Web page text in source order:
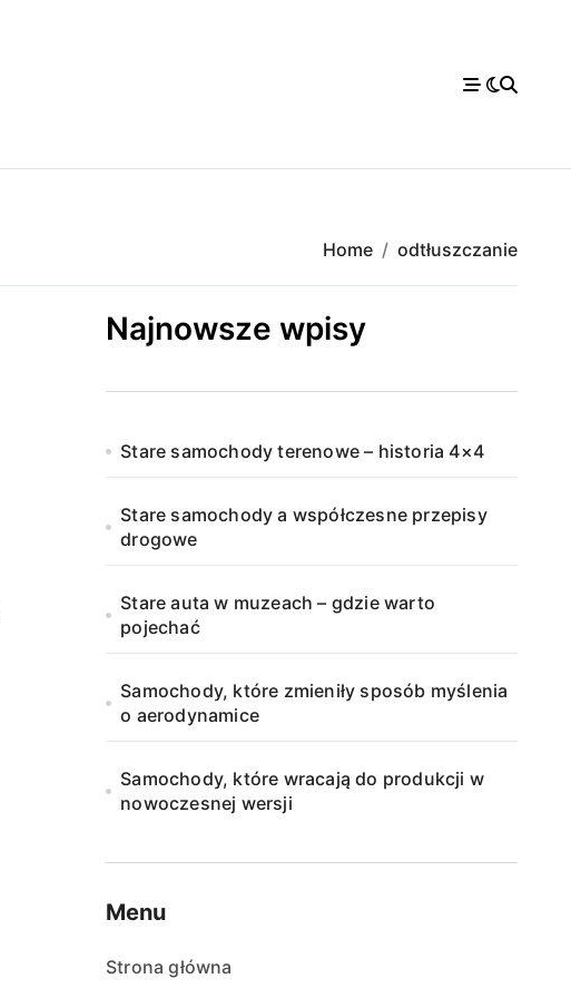
Home odtłuszczanie
Najnowsze wpisy
Stare samochody terenowe – historia 4×4
Stare samochody a współczesne przepisy
drogowe
Stare auta w muzeach – gdzie warto
pojechać
Samochody, które zmieniły sposób myślenia
o aerodynamice
Samochody, które wracają do produkcji w
nowoczesnej wersji
Menu
Strona główna